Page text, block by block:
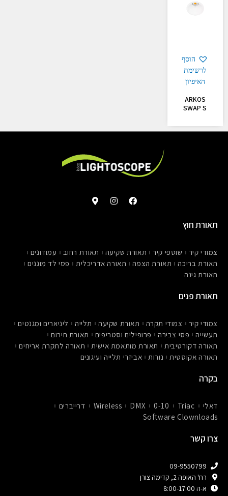
הוסף
לרשימת
האיפיון
ARKOS
SWAP S
F
a
k
I
n
a
m
M
a
k
e
תאורת חוץ
צמודי קיר שוטפי קיר תאורת שקיעה תאורת רחוב
עמודונים
תאורת בריכה
תאורת הצפה תאורה אדריכלית
פסי לד מוגנים
תאורת גינה
תאורת פנים
צמודי קיר צמודי תקרה תאורת שקיעה תלייה
ליניארים ומגנטים
תעשייה
פסי צבירה פרופילים וסטריפים
תאורת חירום
תאורה דקורטיבית
תאורת מותאמת אישית
תאורה לתקרת אריחים
תאורה אקוסטית
נורות אביזרי תלייה ועיגונים
בקרה
דאלי Triac
0-10
DMX
Wireless
דרייברים
Software Clownloads
צרו קשר
09-9550799
רח' האופה 2, קדימה צורן
א-ה 8:00-17:00